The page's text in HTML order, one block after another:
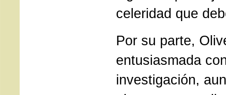
celeridad que
Por su parte,
entusiasmada
investigación,